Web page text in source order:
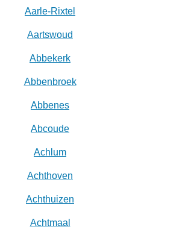
Aarle-Rixtel
Aartswoud
Abbekerk
Abbenbroek
Abbenes
Abcoude
Achlum
Achthoven
Achthuizen
Achtmaal